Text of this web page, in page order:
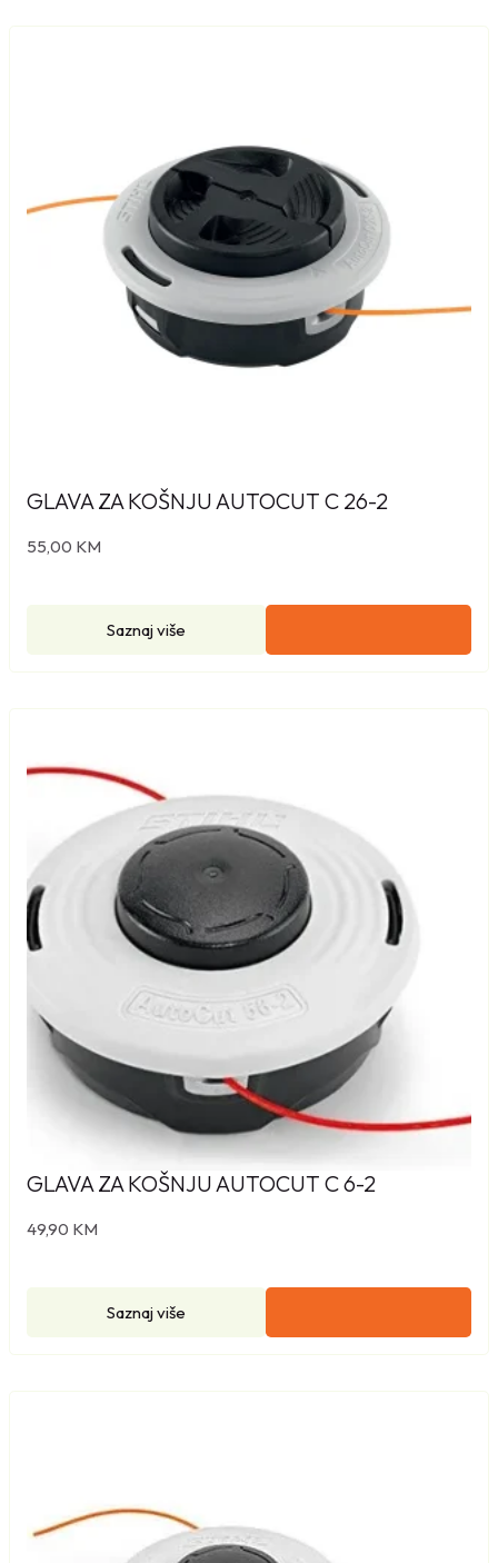
GLAVA ZA KOŠNJU AUTOCUT C 26-2
55,00 KM
Saznaj više
GLAVA ZA KOŠNJU AUTOCUT C 6-2
49,90 KM
Saznaj više